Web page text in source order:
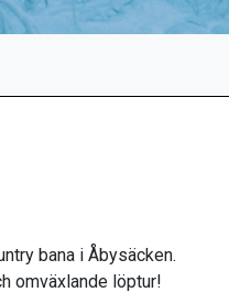
bana i Åbysäcken.
omväxlande löptur!